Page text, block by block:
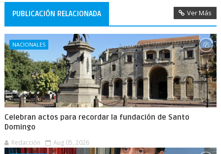
PUBLICACIÓN RELACIONADA Ver Más
NACIONALES
Celebran actos para recordar la fundación de Santo
Domingo
Redacción Aug 05, 2026